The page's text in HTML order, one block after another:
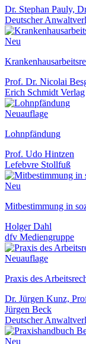
Dr. Stephan Pauly,
Deutscher
Neu
Prof. Dr. Nicolai
Erich Schmidt Verlag
Neuauflage
Lohnpfändung
Prof. Udo Hintzen
Lefebvre Stollfuß
Neu
Mitbestimmung in
Holger Dahl
dfv Mediengruppe
Neuauflage
Praxis des
Dr. Jürgen Kunz,
Jürgen Beck
Deutscher
Neu